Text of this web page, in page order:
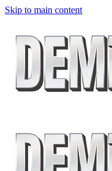
Skip to main content